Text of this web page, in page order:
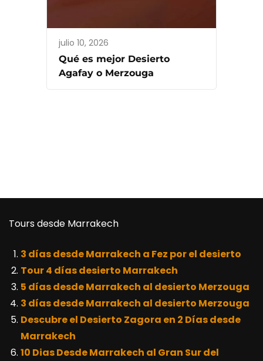
julio 10, 2026
Qué es mejor Desierto
Agafay o Merzouga
Tours desde Marrakech
3 días desde Marrakech a Fez por el desierto
Tour 4 días desierto Marrakech
5 días desde Marrakech al desierto Merzouga
3 días desde Marrakech al desierto Merzouga
Descubre el Desierto Zagora en 2 Días desde
Marrakech
10 Dias Desde Marrakech al Gran Sur del